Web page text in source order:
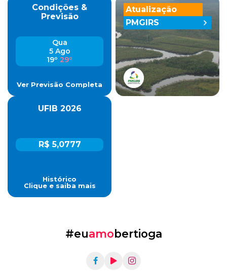
Condições &
Previsão
Qua
5 Ago
19º 29º
Ver Previsão Completa
UFIB 2026
R$ 5,0777
Histórico
Clique e saiba mais
Atualização
PMGIRS
#euamobertioga